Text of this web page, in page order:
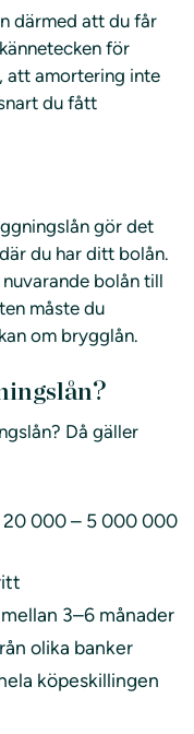
därmed att du får
för
att amortering inte
du fått
gör det
du har ditt bolån.
bolån till
måste du
om brygglån.
Då gäller
20 000 – 5 000 000
3–6 månader
olika banker
köpeskillingen